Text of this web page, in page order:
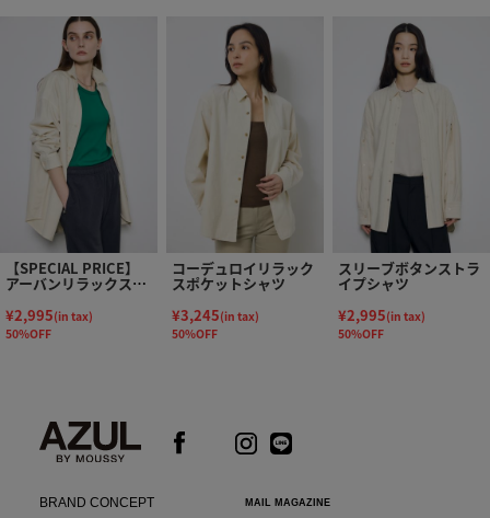
【SPECIAL PRICE】
アーバンリラックスコ
ットンシャツ
¥2,995(in tax)
50%OFF
コーデュロイリラック
スポケットシャツ
¥3,245(in tax)
50%OFF
スリーブボタンストラ
イプシャツ
¥2,995(in tax)
50%OFF
BRAND CONCEPT MAIL MAGAZINE